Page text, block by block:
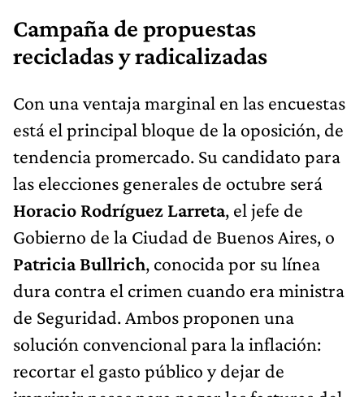
Campaña de propuestas
recicladas y radicalizadas
Con una ventaja marginal en las encuestas
está el principal bloque de la oposición, de
tendencia promercado. Su candidato para
las elecciones generales de octubre será
Horacio Rodríguez Larreta, el jefe de
Gobierno de la Ciudad de Buenos Aires, o
Patricia Bullrich, conocida por su línea
dura contra el crimen cuando era ministra
de Seguridad. Ambos proponen una
solución convencional para la inflación:
recortar el gasto público y dejar de